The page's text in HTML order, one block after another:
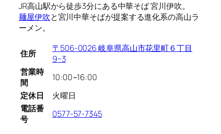
JR高山駅から徒歩3分にある中華そば 宮川伊吹。
麺屋伊吹と宮川中華そばが提案する進化系の高山ラ
ーメン。
住所
〒506-0026 岐阜県高山市花里町６丁目
9−3
営業時
間
10:00~16:00
定休日
火曜日
電話番
号
0577-57-7345